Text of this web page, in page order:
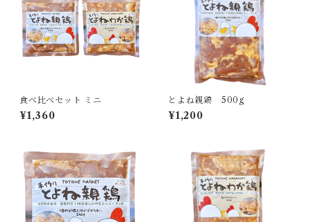
食べ比べセット ミニ
¥1,360
とよね親鶏 500g
¥1,200